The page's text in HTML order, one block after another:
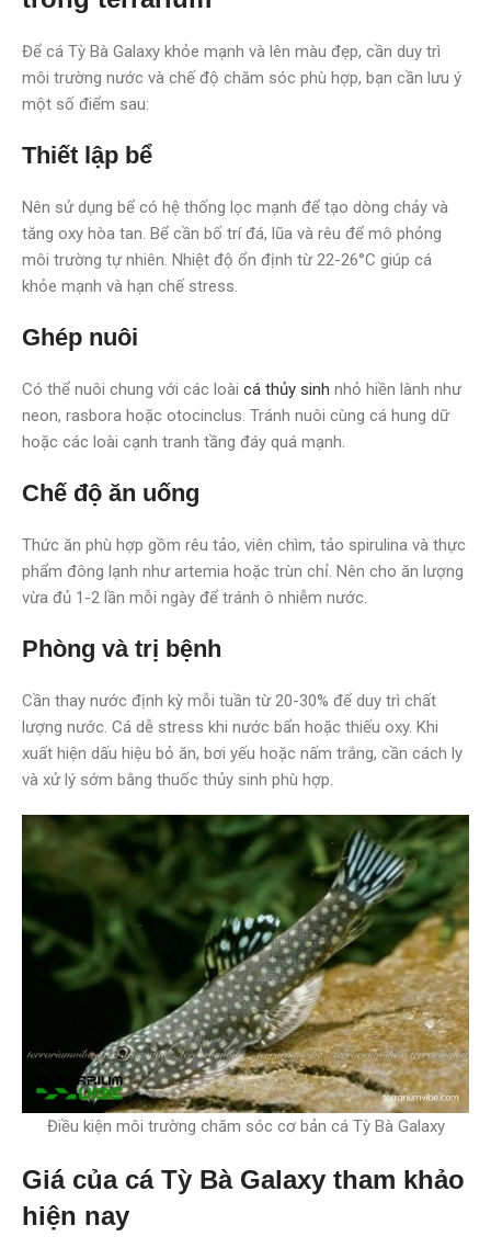
Để cá Tỳ Bà Galaxy khỏe mạnh và lên màu đẹp, cần duy trì
môi trường nước và chế độ chăm sóc phù hợp, bạn cần lưu ý
một số điểm sau:
Thiết lập bể
Nên sử dụng bể có hệ thống lọc mạnh để tạo dòng chảy và
tăng oxy hòa tan. Bể cần bố trí đá, lũa và rêu để mô phỏng
môi trường tự nhiên. Nhiệt độ ổn định từ 22-26°C giúp cá
khỏe mạnh và hạn chế stress.
Ghép nuôi
Có thể nuôi chung với các loài cá thủy sinh nhỏ hiền lành như
neon, rasbora hoặc otocinclus. Tránh nuôi cùng cá hung dữ
hoặc các loài cạnh tranh tầng đáy quá mạnh.
Chế độ ăn uống
Thức ăn phù hợp gồm rêu tảo, viên chìm, tảo spirulina và thực
phẩm đông lạnh như artemia hoặc trùn chỉ. Nên cho ăn lượng
vừa đủ 1-2 lần mỗi ngày để tránh ô nhiễm nước.
Phòng và trị bệnh
Cần thay nước định kỳ mỗi tuần từ 20-30% để duy trì chất
lượng nước. Cá dễ stress khi nước bẩn hoặc thiếu oxy. Khi
xuất hiện dấu hiệu bỏ ăn, bơi yếu hoặc nấm trắng, cần cách ly
và xử lý sớm bằng thuốc thủy sinh phù hợp.
Điều kiện môi trường chăm sóc cơ bản cá Tỳ Bà Galaxy
Giá của cá Tỳ Bà Galaxy tham khảo
hiện nay